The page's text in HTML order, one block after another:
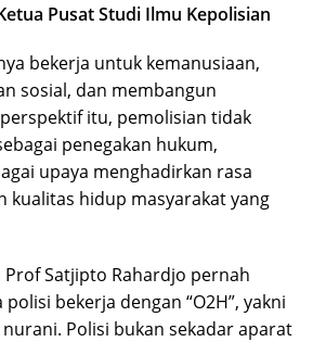
Pusat Studi Ilmu Kepolisian
bekerja untuk kemanusiaan,
sosial, dan membangun
itu, pemolisian tidak
penegakan hukum,
upaya menghadirkan rasa
kualitas hidup masyarakat yang
Satjipto Rahardjo pernah
bekerja dengan “O2H”, yakni
Polisi bukan sekadar aparat